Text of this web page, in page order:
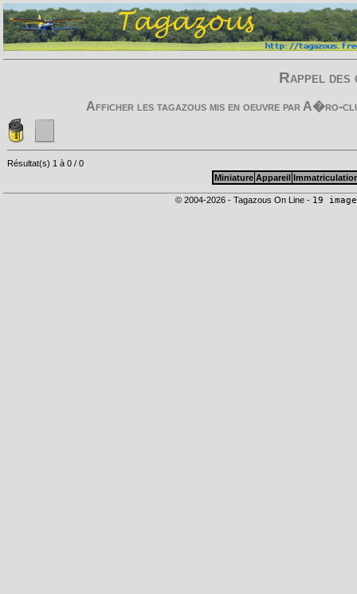
Rappel
Afficher les tagazous mis en oeuvre par A�ro-
Résultat(s) 1 à 0 / 0
Miniature Appareil
© 2004-2026 - Tagazous On Line - 19